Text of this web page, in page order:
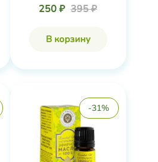
250 ₽ 395 ₽
В корзину
-31%